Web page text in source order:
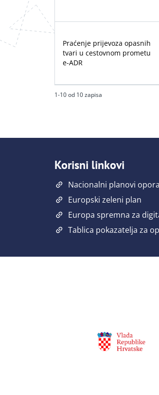
Praćenje prijevoza opasnih
tvari u cestovnom prometu
e-ADR
1-10 od 10 zapisa
Korisni linkovi
Nacionalni planovi
Europski zeleni plan
Europa spremna za
Tablica pokazatelja za